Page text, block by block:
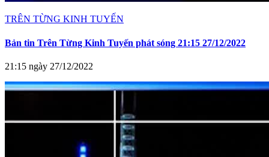
TRÊN TỪNG KINH TUYẾN
Bản tin Trên Từng Kinh Tuyến phát sóng 21:15 27/12/2022
21:15 ngày 27/12/2022